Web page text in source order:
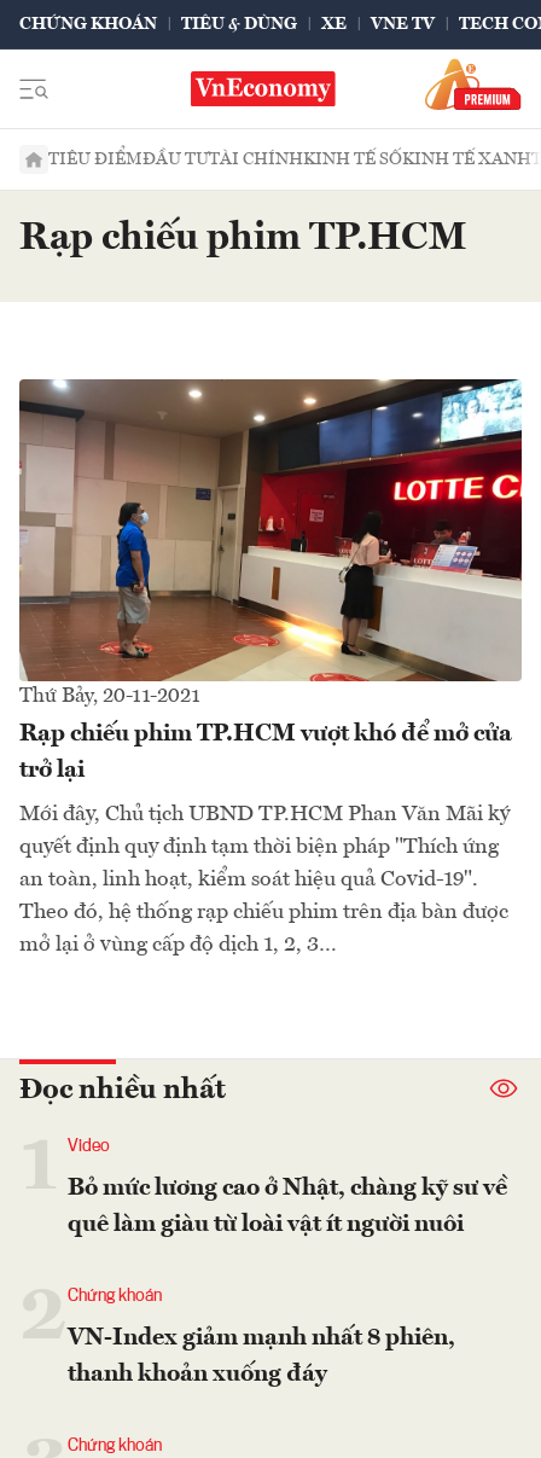
CHỨNG KHOÁN TIÊU & DÙNG XE VNE TV TECH
TIÊU ĐIỂMĐẦU TƯTÀI CHÍNHKINH TẾ SỐKINH TẾ XANH
Rạp chiếu phim TP.HCM
Thứ Bảy, 20-11-2021
Rạp chiếu phim TP.HCM vượt khó để mở cửa
trở lại
Mới đây, Chủ tịch UBND TP.HCM Phan Văn Mãi ký
quyết định quy định tạm thời biện pháp "Thích ứng
an toàn, linh hoạt, kiểm soát hiệu quả Covid-19".
Theo đó, hệ thống rạp chiếu phim trên địa bàn được
mở lại ở vùng cấp độ dịch 1, 2, 3…
Đọc nhiều nhất
Video
Bỏ mức lương cao ở Nhật, chàng kỹ sư về
quê làm giàu từ loài vật ít người nuôi
2Chứng khoán
VN-Index giảm mạnh nhất 8 phiên,
thanh khoản xuống đáy
Chứng khoán